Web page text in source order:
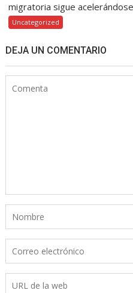
migratoria sigue
Uncategorized
DEJA UN COMENTARIO